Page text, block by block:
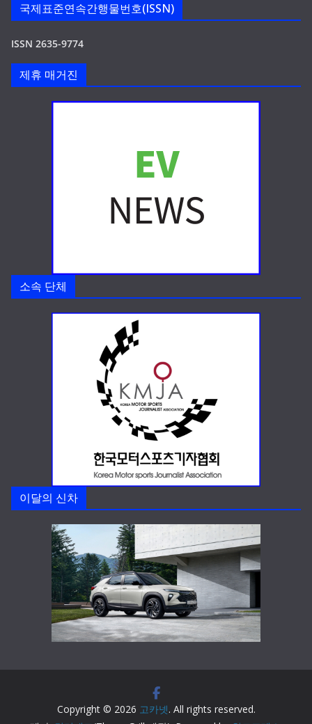
국제표준연속간행물번호(ISSN)
ISSN 2635-9774
제휴 매거진
소속 단체
이달의 신차
Copyright © 2026 고카넷. All rights reserved.